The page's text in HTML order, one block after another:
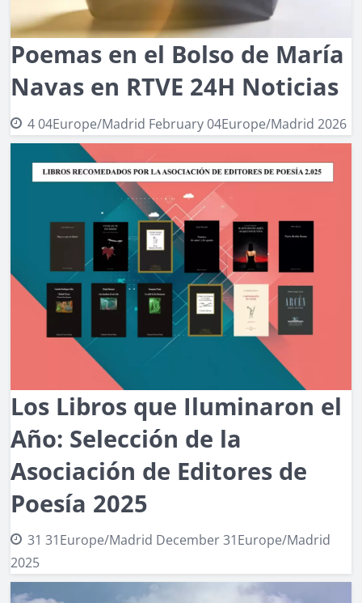
Poemas en el Bolso de María
Navas en RTVE 24H Noticias
4 04Europe/Madrid February 04Europe/Madrid 2026
Los Libros que Iluminaron el
Año: Selección de la
Asociación de Editores de
Poesía 2025
31 31Europe/Madrid December 31Europe/Madrid
2025